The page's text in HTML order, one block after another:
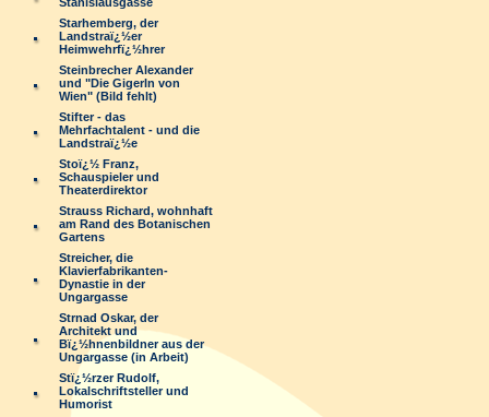
Starhemberg, der
Landstraï¿½er
Heimwehrfï¿½hrer
Steinbrecher Alexander
und "Die Gigerln von
Wien" (Bild fehlt)
Stifter - das
Mehrfachtalent - und die
Landstraï¿½e
Stoï¿½ Franz,
Schauspieler und
Theaterdirektor
Strauss Richard, wohnhaft
am Rand des Botanischen
Gartens
Streicher, die
Klavierfabrikanten-
Dynastie in der
Ungargasse
Strnad Oskar, der
Architekt und
Bï¿½hnenbildner aus der
Ungargasse (in Arbeit)
Stï¿½rzer Rudolf,
Lokalschriftsteller und
Humorist